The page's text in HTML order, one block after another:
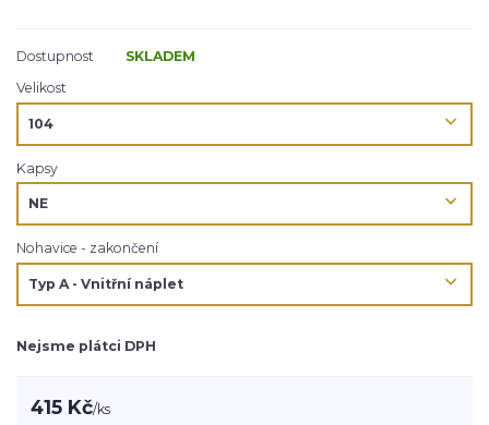
Dostupnost
SKLADEM
Velikost
Kapsy
Nohavice - zakončení
Nejsme plátci DPH
415 Kč/ks